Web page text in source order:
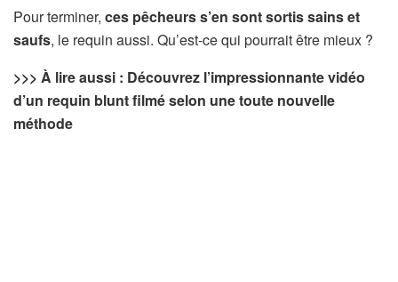
Pour terminer, ces pêcheurs s’en sont sortis sains et
saufs, le requin aussi. Qu’est-ce qui pourrait être mieux ?
>>> À lire aussi : Découvrez l’impressionnante vidéo
d’un requin blunt filmé selon une toute nouvelle
méthode